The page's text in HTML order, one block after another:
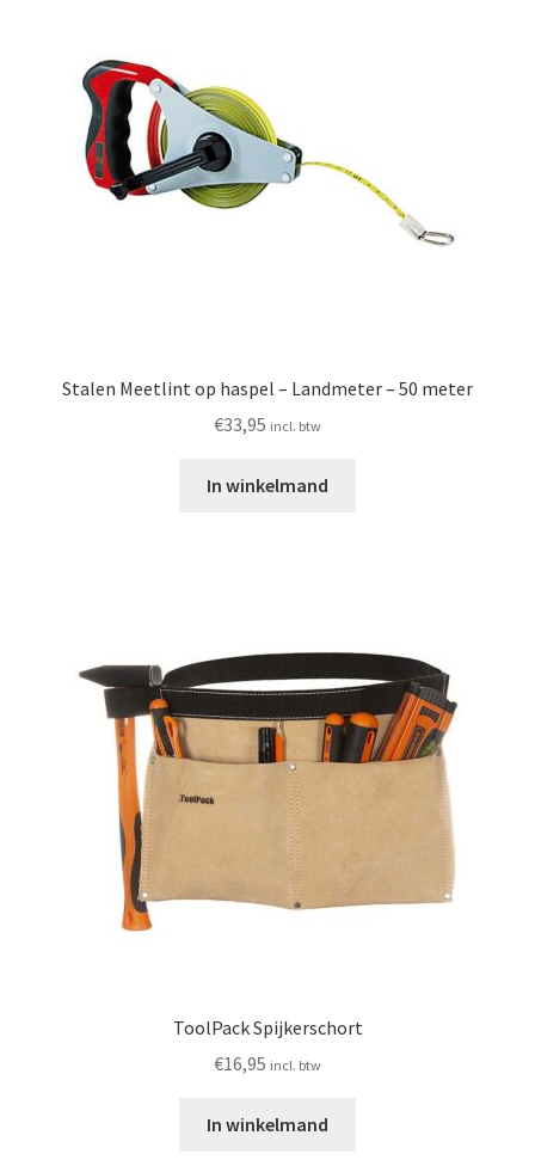
Elektronica
Speelgoed
Stalen Meetlint op haspel – Landmeter – 50 meter
€33,95 incl. btw
In winkelmand
ToolPack Spijkerschort
€16,95 incl. btw
In winkelmand